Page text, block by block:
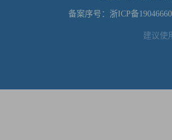
备案序号：浙ICP备
建议使